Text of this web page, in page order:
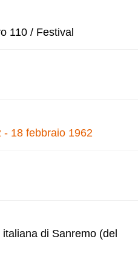
110 / Festival
- 18 febbraio 1962
di Sanremo (del